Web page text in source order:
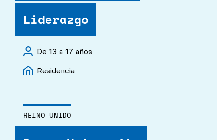
Liderazgo
De 13 a 17 años
Residencia
REINO UNIDO